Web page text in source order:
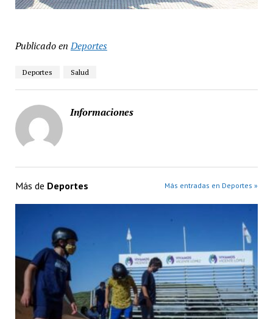
Publicado en Deportes
Deportes Salud
Informaciones
Más de Deportes Más entradas en Deportes »